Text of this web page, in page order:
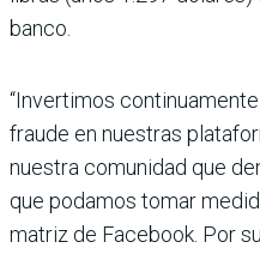
banco.
“Invertimos
fraude en nuestras
nuestra comunidad que
que podamos tomar
matriz de Facebook. Por